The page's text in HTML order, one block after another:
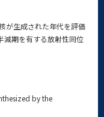
が生成された年代を評価
減期を有する放射性同位
by the